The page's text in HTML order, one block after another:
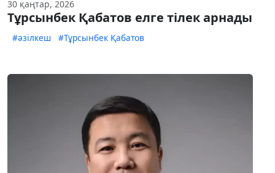
30 қаңтар, 2026
Тұрсынбек Қабатов елге тілек арнады
#әзілкеш #Тұрсынбек Қабатов